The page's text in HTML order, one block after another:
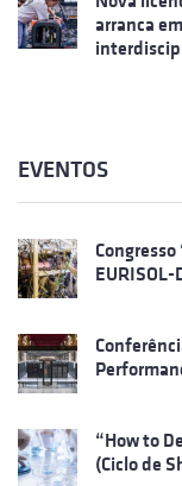
arranca
EVENTOS
EURISOL-
“How to
(Ciclo de